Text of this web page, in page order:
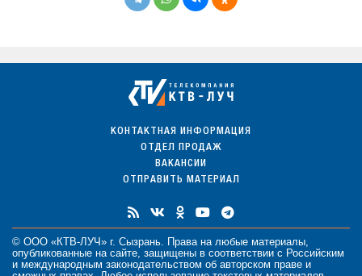
КОНТАКТНАЯ ИНФОРМАЦИЯ
ОТДЕЛ ПРОДАЖ
ВАКАНСИИ
ОТПРАВИТЬ МАТЕРИАЛ
© ООО «КТВ-ЛУЧ» г. Сызрань. Права на любые материалы
опубликованные на сайте, защищены в соответствии с Российским
и международным законодательством об авторском праве и